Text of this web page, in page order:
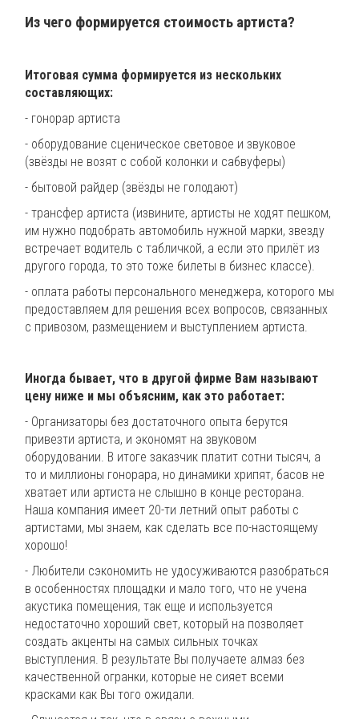
Из чего формируется стоимость артиста?
Итоговая сумма формируется из нескольких
составляющих:
- гонорар артиста
- оборудование сценическое световое и звуковое
(звёзды не возят с собой колонки и сабвуферы)
- бытовой райдер (звёзды не голодают)
- трансфер артиста (извините, артисты не ходят пешком,
им нужно подобрать автомобиль нужной марки, звезду
встречает водитель с табличкой, а если это прилёт из
другого города, то это тоже билеты в бизнес классе).
- оплата работы персонального менеджера, которого мы
предоставляем для решения всех вопросов, связанных
с привозом, размещением и выступлением артиста.
Иногда бывает, что в другой фирме Вам называют
цену ниже и мы объясним, как это работает:
- Организаторы без достаточного опыта берутся
привезти артиста, и экономят на звуковом
оборудовании. В итоге заказчик платит сотни тысяч, а
то и миллионы гонорара, но динамики хрипят, басов не
хватает или артиста не слышно в конце ресторана.
Наша компания имеет 20-ти летний опыт работы с
артистами, мы знаем, как сделать все по-настоящему
хорошо!
- Любители сэкономить не удосуживаются разобраться
в особенностях площадки и мало того, что не учена
акустика помещения, так еще и используется
недостаточно хороший свет, который на позволяет
создать акценты на самых сильных точках
выступления. В результате Вы получаете алмаз без
качественной огранки, которые не сияет всеми
красками как Вы того ожидали.